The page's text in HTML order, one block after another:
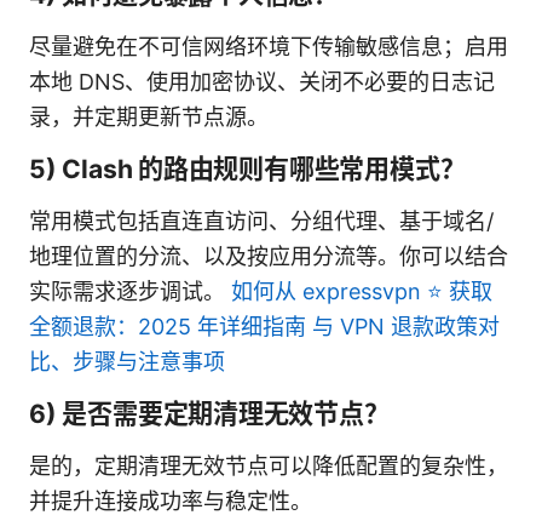
尽量避免在不可信网络环境下传输敏感信息；启用
本地 DNS、使用加密协议、关闭不必要的日志记
录，并定期更新节点源。
5) Clash 的路由规则有哪些常用模式？
常用模式包括直连直访问、分组代理、基于域名/
地理位置的分流、以及按应用分流等。你可以结合
实际需求逐步调试。 如何从 expressvpn ⭐ 获取
全额退款：2025 年详细指南 与 VPN 退款政策对
比、步骤与注意事项
6) 是否需要定期清理无效节点？
是的，定期清理无效节点可以降低配置的复杂性，
并提升连接成功率与稳定性。